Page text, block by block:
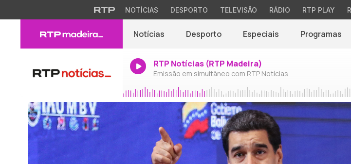
NOTÍCIAS DESPORTO TELEVISÃO RÁDIO RTP PLAY
Notícias Desporto Especiais Programas
RTP Notícias (RTP Madeira)
Emissão em simultâneo com RTP Notícias